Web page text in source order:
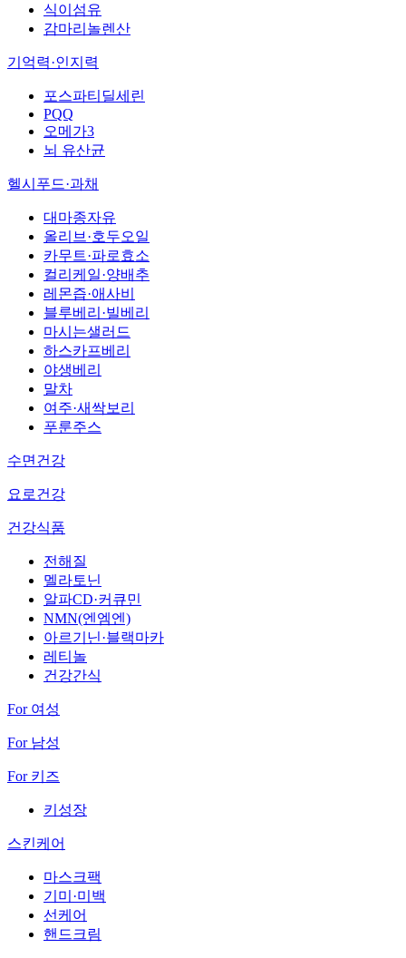
식이섬유
감마리놀렌산
기억력·인지력
포스파티딜세린
PQQ
오메가3
뇌 유산균
헬시푸드·과채
대마종자유
올리브·호두오일
카무트·파로효소
컬리케일·양배추
레몬즙·애사비
블루베리·빌베리
마시는샐러드
하스카프베리
야생베리
말차
여주·새싹보리
푸룬주스
수면건강
요로건강
건강식품
전해질
멜라토닌
알파CD·커큐민
NMN(엔엠엔)
아르기닌·블랙마카
레티놀
건강간식
For 여성
For 남성
For 키즈
키성장
스킨케어
마스크팩
기미·미백
선케어
핸드크림